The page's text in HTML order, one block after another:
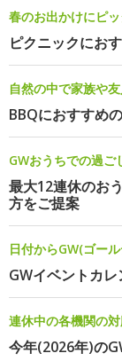
春のお出かけにピッ
ピクニックにお
自然の中で家族や
BBQにおすすめ
GWおうちでの過ご
最大12連休のお
方をご提案
日付からGW(ゴー
GWイベントカ
連休中の各機関の
今年(2026年)の